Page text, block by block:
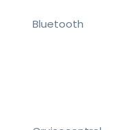
Bluetooth